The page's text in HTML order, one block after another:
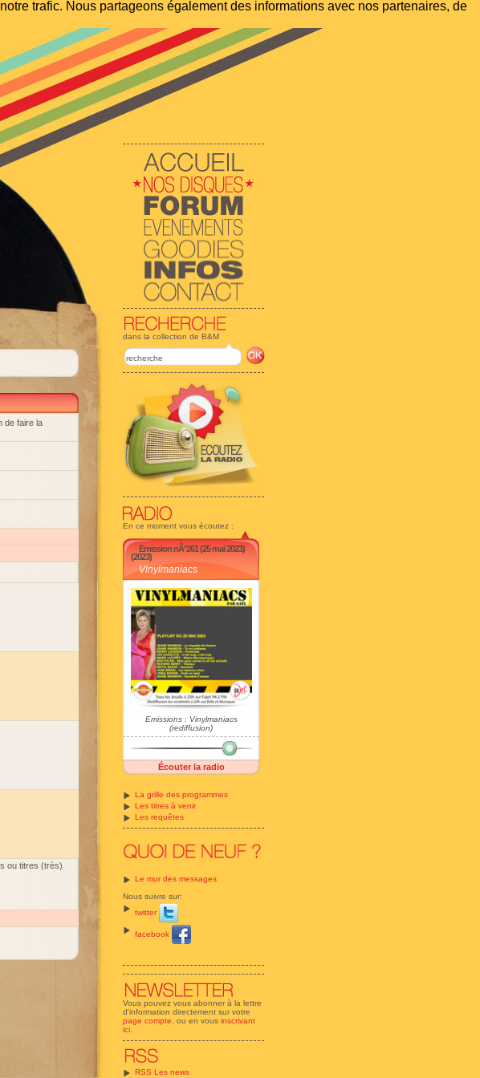
trafic. Nous partageons également des informations avec nos partenaires, de
dans la collection de B&M
En ce moment vous écoutez :
Emission nÂ°261 (25 mai 2023)
(2023)
Vinylmaniacs
Emissions : Vinylmaniacs
(rediffusion)
Écouter la radio
La grille des programmes
Les titres à venir
Les requêtes
Le mur des messages
Nous suivre sur:
twitter
facebook
Vous pouvez vous abonner à la lettre
d'information directement sur votre
page compte , ou en vous inscrivant
ici
RSS Les news
de faire la
ou titres (très)